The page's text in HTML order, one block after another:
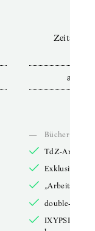
ab
—
Bücher online
TdZ-Artikel
Exklusive
double-